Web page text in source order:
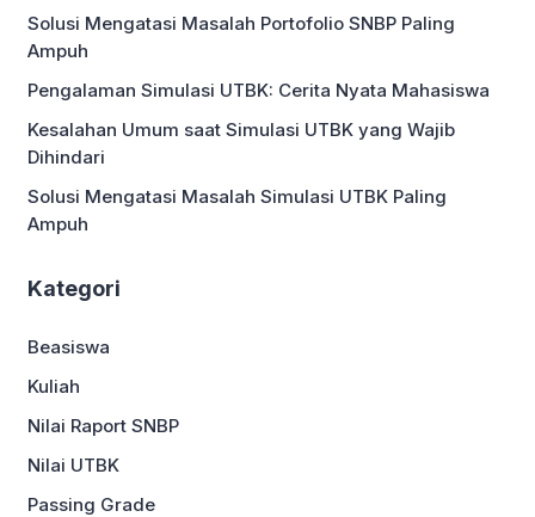
pembimbing profesional agar dapat
menjalankan perannya secara […]
Solusi Mengatasi Masalah Portofolio SNBP Paling
Ampuh
Pengalaman Simulasi UTBK: Cerita Nyata Mahasiswa
Kesalahan Umum saat Simulasi UTBK yang Wajib
Dihindari
Solusi Mengatasi Masalah Simulasi UTBK Paling
Ampuh
Kategori
Beasiswa
Kuliah
Nilai Raport SNBP
Nilai UTBK
Passing Grade